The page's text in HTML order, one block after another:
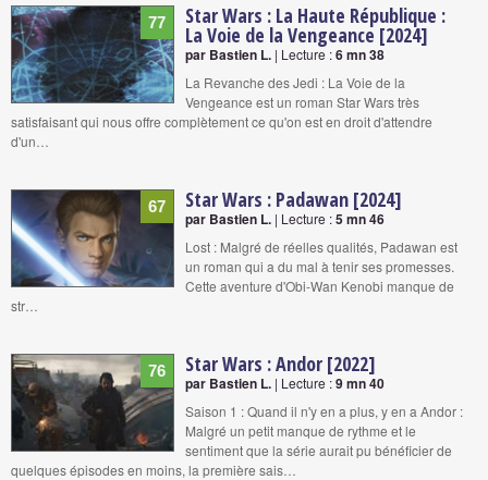
77 Star Wars : La Haute République :
La Voie de la Vengeance [2024]
par Bastien L. | Lecture :6 mn 38
La Revanche des Jedi : La Voie de la
Vengeance est un roman Star Wars très
satisfaisant qui nous offre complètement ce qu'on est en droit d'attendre
d'un…
67 Star Wars : Padawan [2024]
par Bastien L. | Lecture :5 mn 46
Lost : Malgré de réelles qualités, Padawan est
un roman qui a du mal à tenir ses promesses.
Cette aventure d'Obi-Wan Kenobi manque de
str…
76 Star Wars : Andor [2022]
par Bastien L. | Lecture :9 mn 40
Saison 1 : Quand il n'y en a plus, y en a Andor :
Malgré un petit manque de rythme et le
sentiment que la série aurait pu bénéficier de
quelques épisodes en moins, la première sais…